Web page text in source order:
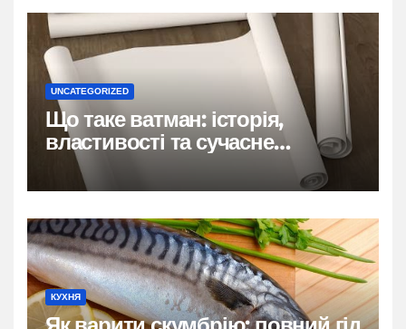
UNCATEGORIZED
Що таке ватман: історія,
властивості та сучасне
застосування
КУХНЯ